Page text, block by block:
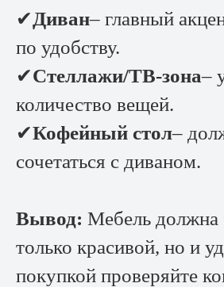
✔Диван– главный
по удобству.
✔Стеллажи/ТВ-зона–
количество вещей.
✔Кофейный стол–
сочетаться с диваном.
Вывод: Мебель должна
только красивой, но и
покупкой проверяйте